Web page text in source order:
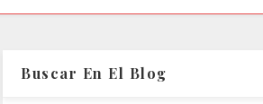
Buscar En El Blog